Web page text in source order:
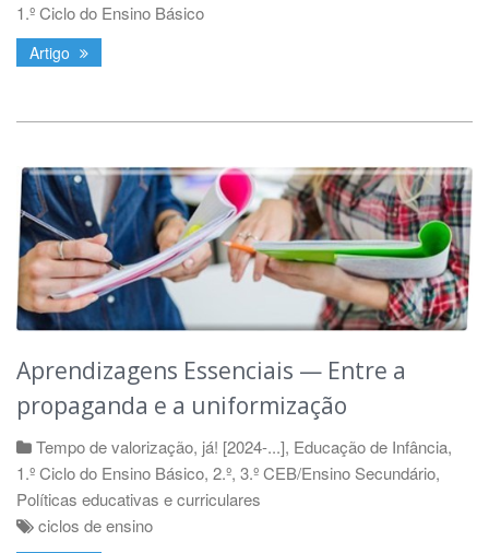
1.º Ciclo do Ensino Básico
Artigo
Aprendizagens Essenciais — Entre a
propaganda e a uniformização
Tempo de valorização, já! [2024-...], Educação de Infância,
1.º Ciclo do Ensino Básico, 2.º, 3.º CEB/Ensino Secundário,
Políticas educativas e curriculares
ciclos de ensino